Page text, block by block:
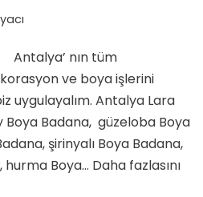
Antalya’ nın tüm
ve boya işlerini
uygulayalım. Antalya Lara
Boya Badana, güzeloba Boya
şirinyalı Boya Badana,
hurma Boya… Daha fazlasını